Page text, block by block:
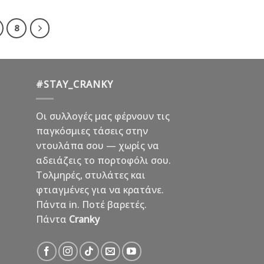
8
#STAY_CRANKY
Οι συλλογές μας φέρνουν τις
παγκόσμιες τάσεις στην
ντουλάπα σου — χωρίς να
αδειάζεις το πορτοφόλι σου.
Τολμηρές, στυλάτες και
φτιαγμένες για να κρατάνε.
Πάντα in. Ποτέ βαρετές.
Πάντα Cranky